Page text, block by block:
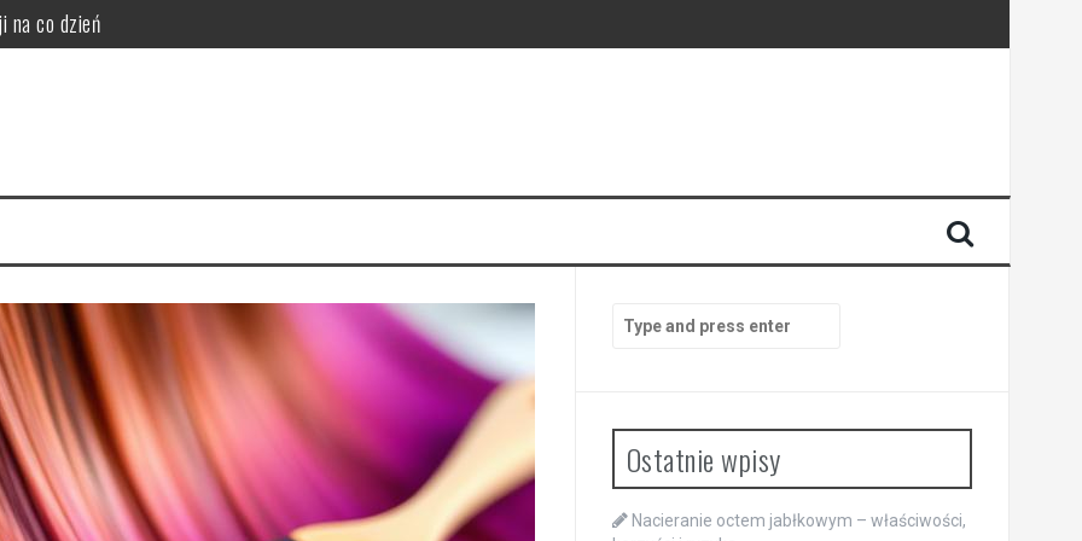
na co dzień
do sypialni
warto zrezygnować z szamponu?
for:
Ostatnie wpisy
Nacieranie octem jabłkowym – właściwości,